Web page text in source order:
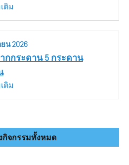
ติม
ยน2026
กกระดาน 5 กระดาน
ติม
กิจกรรมทั้งหมด